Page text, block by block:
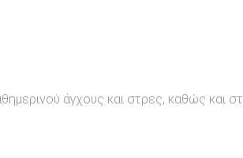
άγχους και στρες, καθώς και